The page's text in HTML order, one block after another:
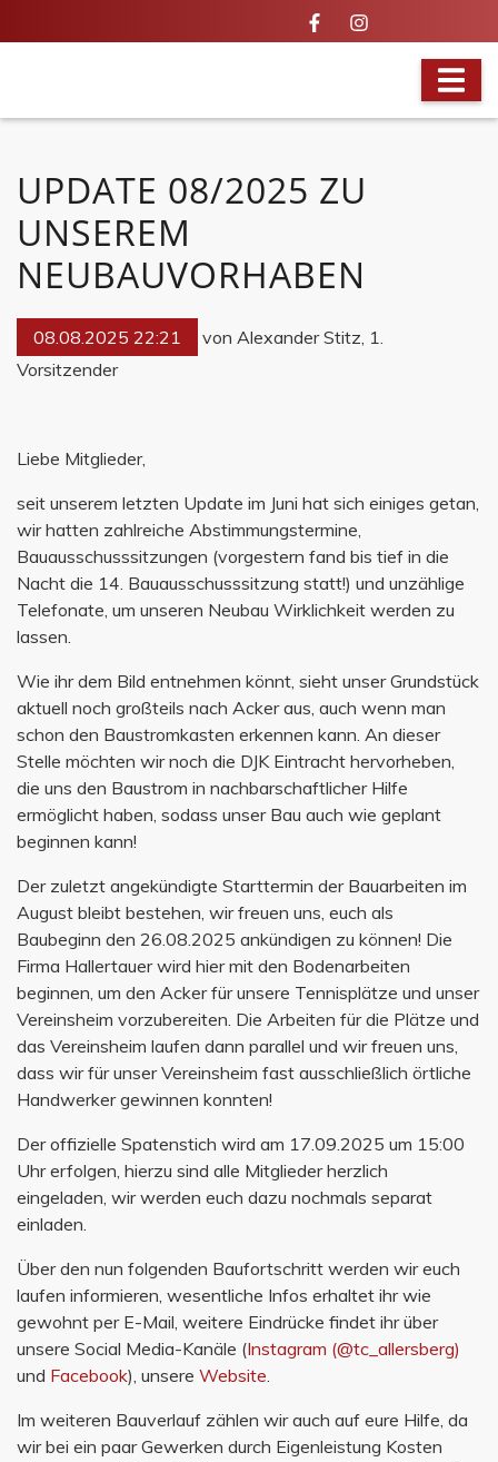
UPDATE 08/2025 ZU
UNSEREM
NEUBAUVORHABEN
08.08.2025 22:21
von Alexander Stitz, 1.
Vorsitzender
Liebe Mitglieder,
seit unserem letzten Update im Juni hat sich einiges getan,
wir hatten zahlreiche Abstimmungstermine,
Bauausschusssitzungen (vorgestern fand bis tief in die
Nacht die 14. Bauausschusssitzung statt!) und unzählige
Telefonate, um unseren Neubau Wirklichkeit werden zu
lassen.
Wie ihr dem Bild entnehmen könnt, sieht unser Grundstück
aktuell noch großteils nach Acker aus, auch wenn man
schon den Baustromkasten erkennen kann. An dieser
Stelle möchten wir noch die DJK Eintracht hervorheben,
die uns den Baustrom in nachbarschaftlicher Hilfe
ermöglicht haben, sodass unser Bau auch wie geplant
beginnen kann!
Der zuletzt angekündigte Starttermin der Bauarbeiten im
August bleibt bestehen, wir freuen uns, euch als
Baubeginn den 26.08.2025 ankündigen zu können! Die
Firma Hallertauer wird hier mit den Bodenarbeiten
beginnen, um den Acker für unsere Tennisplätze und unser
Vereinsheim vorzubereiten. Die Arbeiten für die Plätze und
das Vereinsheim laufen dann parallel und wir freuen uns,
dass wir für unser Vereinsheim fast ausschließlich örtliche
Handwerker gewinnen konnten!
Der offizielle Spatenstich wird am 17.09.2025 um 15:00
Uhr erfolgen, hierzu sind alle Mitglieder herzlich
eingeladen, wir werden euch dazu nochmals separat
einladen.
Über den nun folgenden Baufortschritt werden wir euch
laufen informieren, wesentliche Infos erhaltet ihr wie
gewohnt per E-Mail, weitere Eindrücke findet ihr über
unsere Social Media-Kanäle (Instagram (@tc_allersberg)
und Facebook), unsere Website.
Im weiteren Bauverlauf zählen wir auch auf eure Hilfe, da
wir bei ein paar Gewerken durch Eigenleistung Kosten